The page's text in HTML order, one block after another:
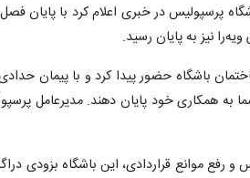
پرسپولیس در خبری اعلام کرد با پایان
نیز به پایان رسید.
باشگاه حضور پیدا کرد و با پیمان
به همکاری خود پایان دهند. مدیرعامل
رفع موانع قراردادی، این باشگاه بزودی